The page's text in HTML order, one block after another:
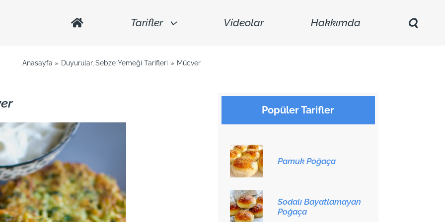
Tarifler Videolar Hakkımda
Anasayfa Duyurular Sebze Yemeği Tarifleri Mücver
Popüler Tarifler
Pamuk Poğaça
Sodalı Bayatlamayan
Poğaça